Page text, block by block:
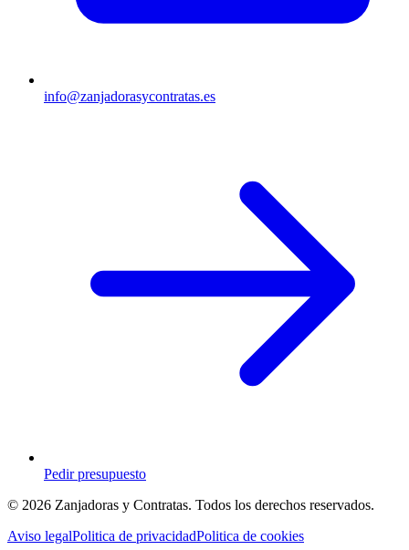
info@zanjadorasycontratas.es
Pedir presupuesto
© 2026 Zanjadoras y Contratas. Todos los derechos reservados.
Aviso legalPolitica de privacidadPolitica de cookies